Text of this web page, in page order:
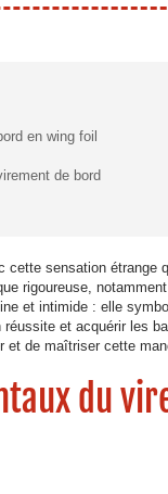
en wing foil
de bord
cette sensation
rigoureuse,
et intimide : elle
et acquérir les
et de maîtriser cette
du